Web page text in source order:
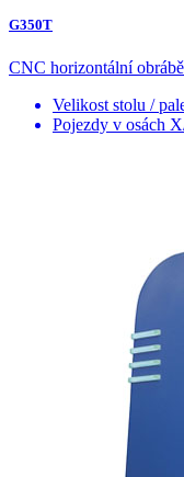
G350T
CNC horizontální
Velikost stolu /
Pojezdy v osách